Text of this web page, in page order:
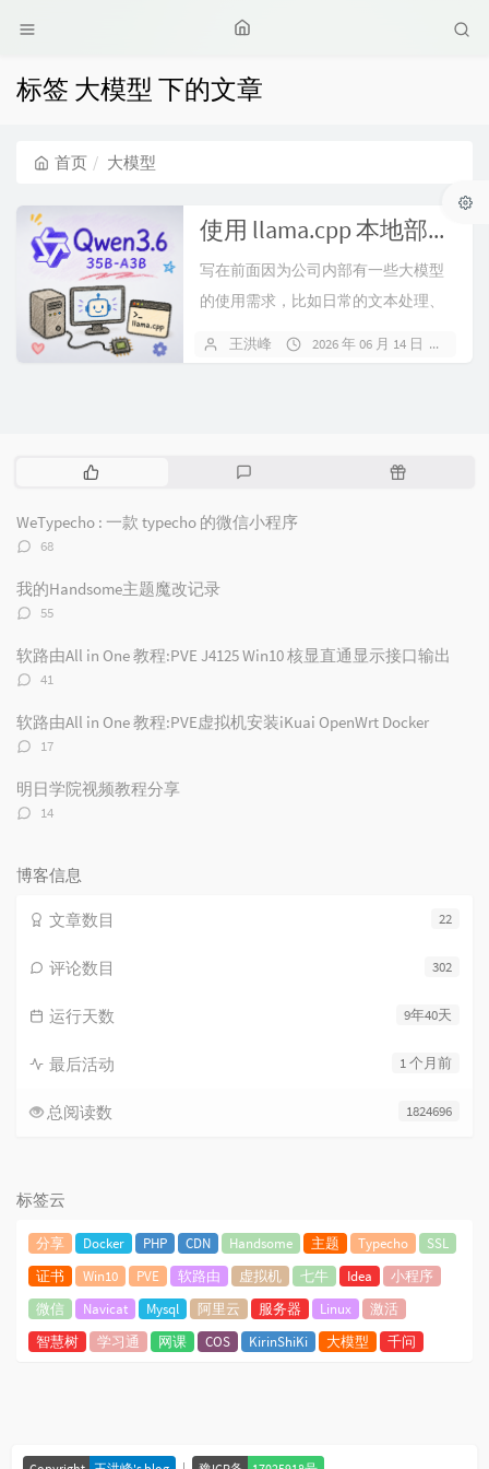
标签 大模型 下的文章
首页 大模型
使用 llama.cpp 本地部署 Qwen3.6-35B-A3B 简单记录
写在前面因为公司内部有一些大模型
的使用需求，比如日常的文本处理、
王洪峰 2026 年 06 月 14 日
热
文
评
随
WeTypecho : 一款 typecho 的微信小程序
评
数：
68
我的Handsome主题魔改记录
评
数：
55
软路由All in One 教程:PVE J4125 Win10 核显直通显示接口输出
评
数：
41
软路由All in One 教程:PVE虚拟机安装iKuai OpenWrt Docker
评
数：
17
明日学院视频教程分享
评
14
博客信息
22
文章数目
302
评论数目
9年40天
运行天数
1 个月前
最后活动
1824696
总阅读数
标签云
分享 Docker PHP CDN Handsome 主题 Typecho
SSL
证书
Win10 PVE 软路由 虚拟机 七牛 Idea
小程序
微信
Navicat Mysql 阿里云 服务器 Linux
激活
智慧树
学习通 网课 COS KirinShiKi 大模型 千问